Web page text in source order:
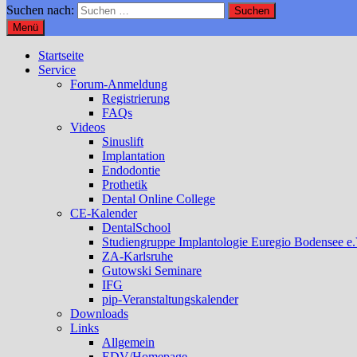
Suchen nach:
Menü
Startseite
Service
Forum-Anmeldung
Registrierung
FAQs
Videos
Sinuslift
Implantation
Endodontie
Prothetik
Dental Online College
CE-Kalender
DentalSchool
Studiengruppe Implantologie Euregio Bodensee
ZA-Karlsruhe
Gutowski Seminare
IFG
pip-Veranstaltungskalender
Downloads
Links
Allgemein